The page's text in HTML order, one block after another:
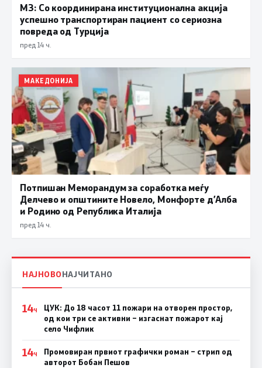
МЗ: Со координирана институционална акција
успешно транспортиран пациент со сериозна
повреда од Турција
пред 14 ч.
МАКЕДОНИЈА
Потпишан Меморандум за соработка меѓу
Делчево и општините Новело, Монфорте д’Алба
и Родино од Република Италија
пред 14 ч.
НАЈНОВОНАЈЧИТАНО
14Ч
ЦУК: До 18 часот 11 пожари на отворен простор,
од кои три се активни – изгаснат пожарот кај
село Чифлик
14Ч
Промовиран првиот графички роман – стрип од
авторот Бобан Пешов